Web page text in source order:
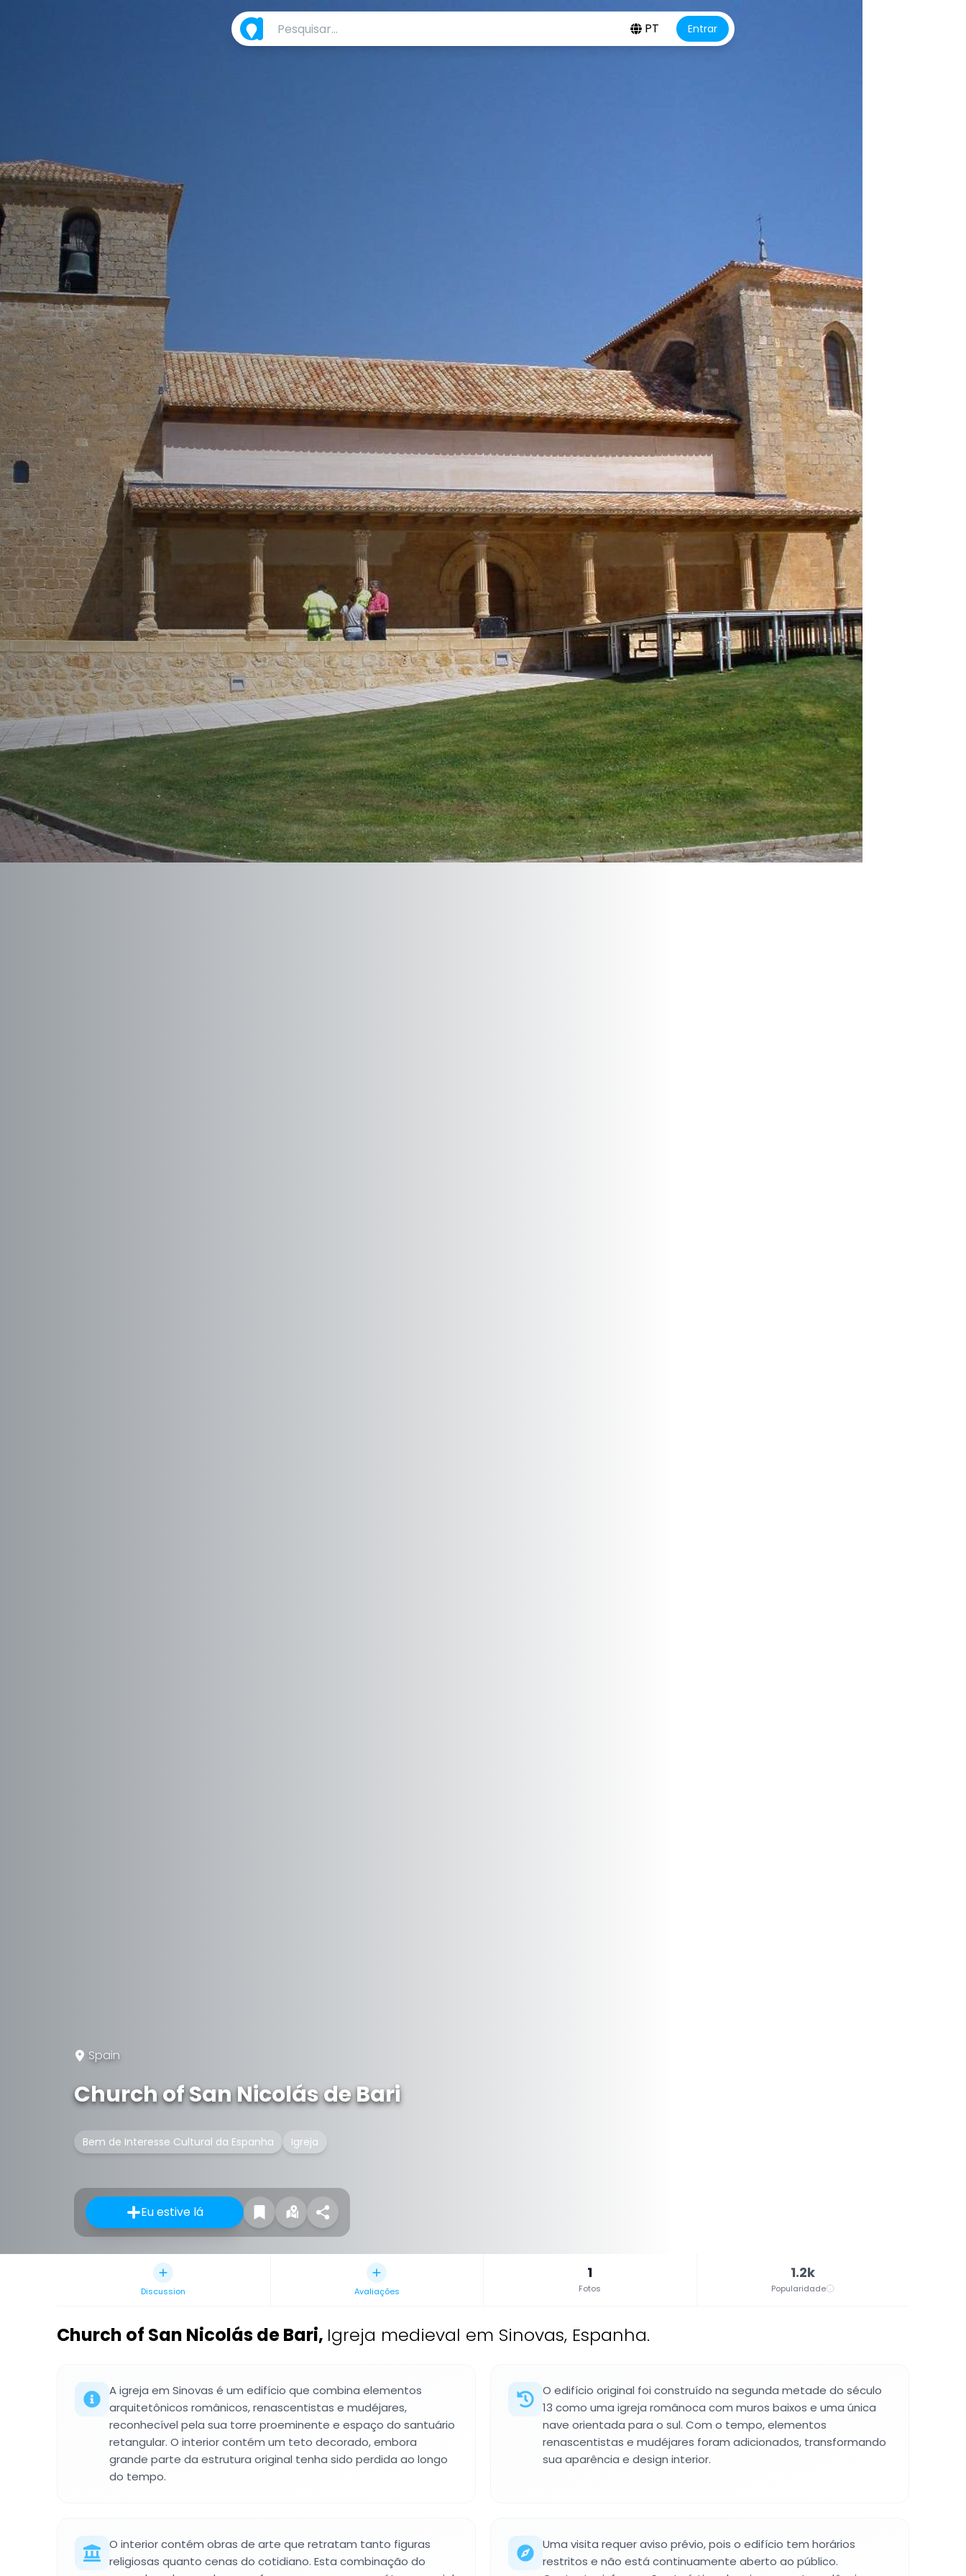
PT Entrar
Spain
Church of San Nicolás de Bari
Bem de Interesse Cultural da Espanha Igreja
Eu estive lá
Discussion Avaliações
1
Fotos
1.2k
Popularidade
Church of San Nicolás de Bari, Igreja medieval em Sinovas, Espanha.
A igreja em Sinovas é um edifício que combina elementos
arquitetônicos românicos, renascentistas e mudéjares,
reconhecível pela sua torre proeminente e espaço do santuário
retangular. O interior contém um teto decorado, embora
grande parte da estrutura original tenha sido perdida ao longo
do tempo.
O edifício original foi construído na segunda metade do século
13 como uma igreja românoca com muros baixos e uma única
nave orientada para o sul. Com o tempo, elementos
renascentistas e mudéjares foram adicionados, transformando
sua aparência e design interior.
O interior contém obras de arte que retratam tanto figuras
religiosas quanto cenas do cotidiano. Esta combinação do
Uma visita requer aviso prévio, pois o edifício tem horários
restritos e não está continuamente aberto ao público.